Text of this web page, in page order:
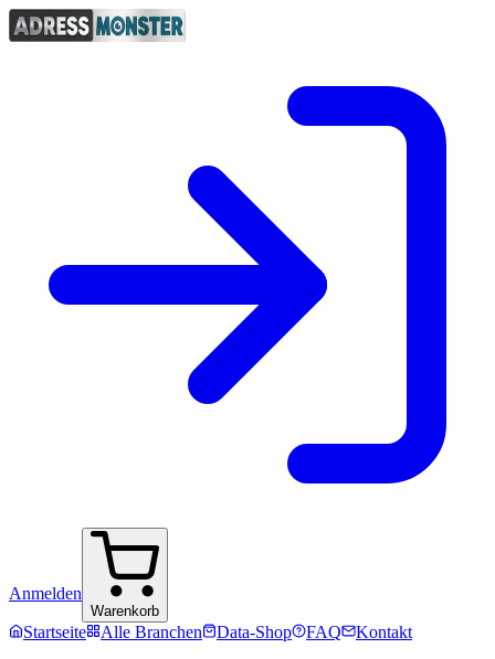
Anmelden
Warenkorb
Startseite Alle Branchen Data-Shop FAQ
Kontakt